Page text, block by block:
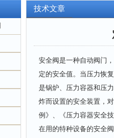
技术文章
安全阀是一种自动阀门
定的安全值。当压力恢
是锅炉、压力容器和压
炸而设置的安全装置，
例》、《压力容器安全
在用的特种设备的安全